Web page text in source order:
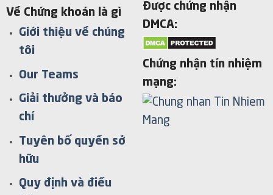
Về Chứng khoán là gì
Giới thiệu về chúng
tôi
Our Teams
Giải thưởng và báo
chí
Tuyên bố quyền sở
hữu
Quy định và điều
Được chứng nhận
DMCA:
Chứng nhận tín nhiệm
mạng: